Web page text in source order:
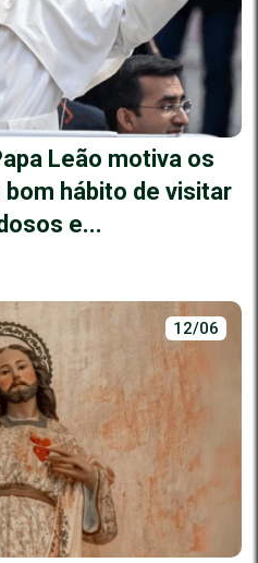
Leão motiva os
hábito de visitar
e...
12/06